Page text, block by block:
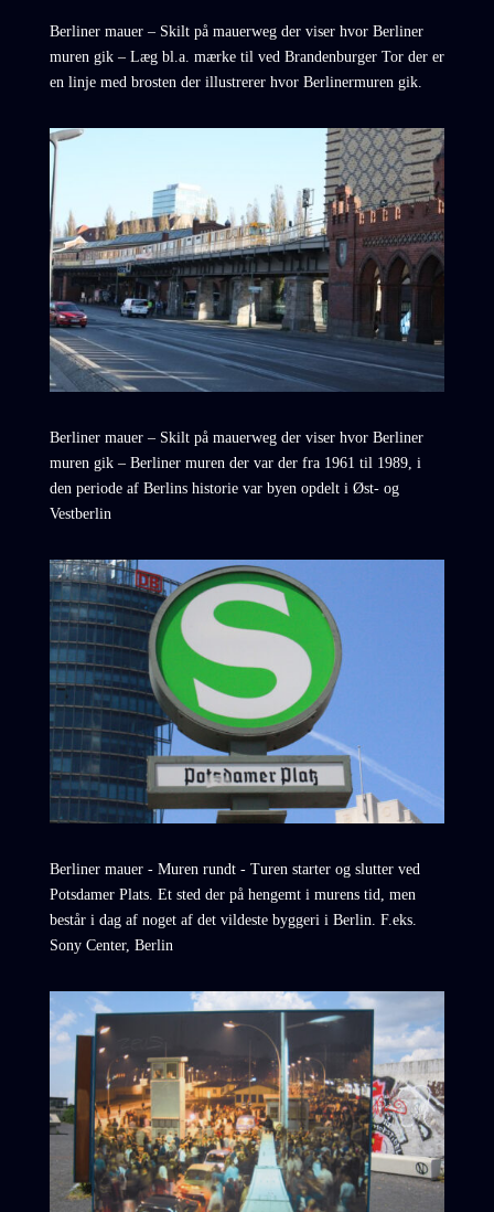
Berliner mauer – Skilt på mauerweg der viser hvor Berliner
muren gik – Læg bl.a. mærke til ved Brandenburger Tor der er
en linje med brosten der illustrerer hvor Berlinermuren gik.
Berliner mauer – Skilt på mauerweg der viser hvor Berliner
muren gik – Berliner muren der var der fra 1961 til 1989, i
den periode af Berlins historie var byen opdelt i Øst- og
Vestberlin
Berliner mauer - Muren rundt - Turen starter og slutter ved
Potsdamer Plats. Et sted der på hengemt i murens tid, men
består i dag af noget af det vildeste byggeri i Berlin. F.eks.
Sony Center, Berlin